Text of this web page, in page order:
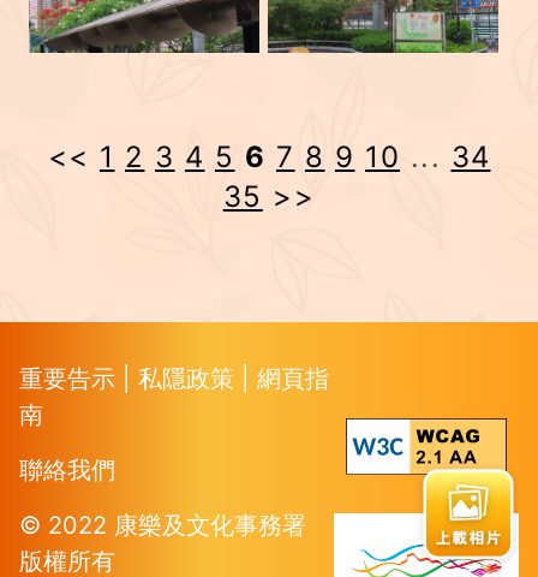
<< 1 2 3 4 5 6 7 8 9 10 ... 34
35 >>
重要告示 私隱政策
網頁指
南
聯絡我們
© 2022 康樂及文化事務署
版權所有